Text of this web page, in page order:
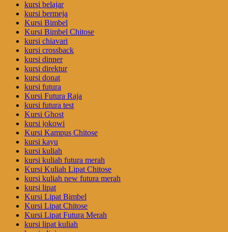
kursi belajar
kursi bermeja
Kursi Bimbel
Kursi Bimbel Chitose
kursi chiavari
kursi crossback
kursi dinner
kursi direktur
kursi donat
kursi futura
Kursi Futura Raja
kursi futura test
Kursi Ghost
kursi jokowi
Kursi Kampus Chitose
kursi kayu
kursi kuliah
kursi kuliah futura merah
Kursi Kuliah Lipat Chitose
kursi kuliah new futura merah
kursi lipat
Kursi Lipat Bimbel
Kursi Lipat Chitose
Kursi Lipat Futura Merah
kursi lipat kuliah